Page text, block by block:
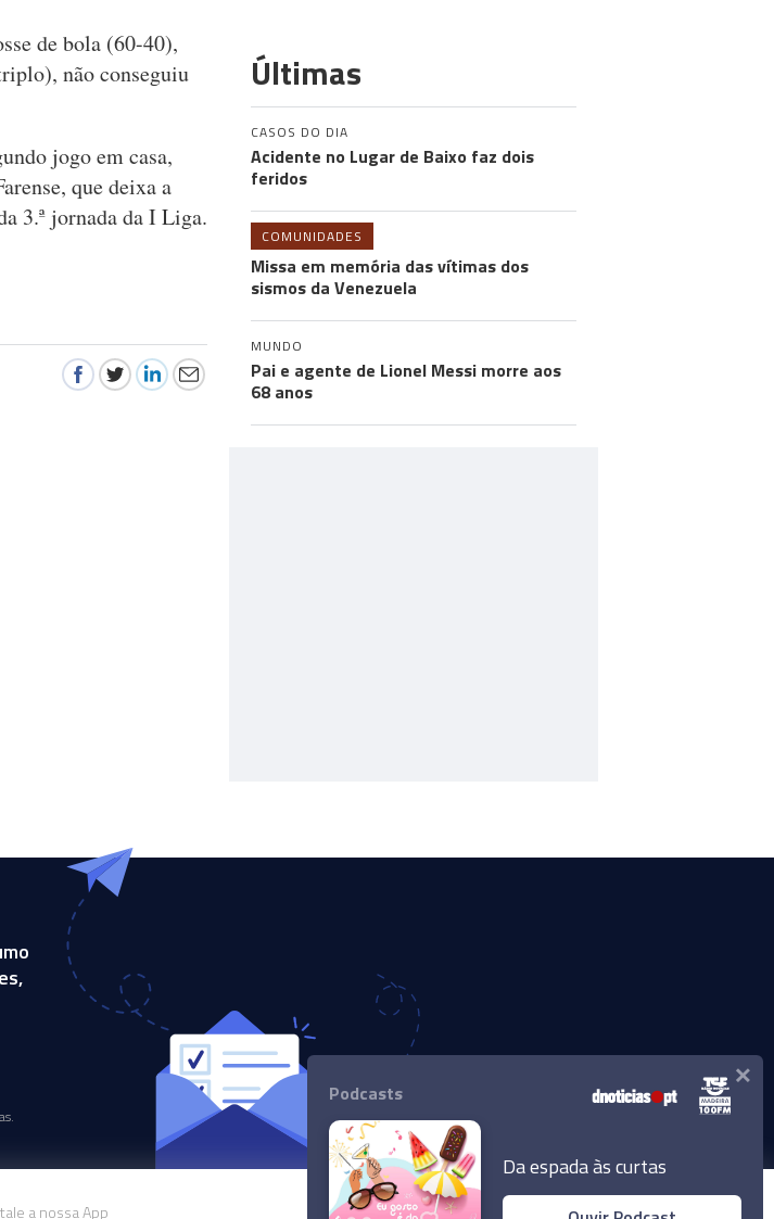
de bola (60-40),
não conseguiu
jogo em casa,
que deixa a
3.ª jornada da I Liga.
Últimas
CASOS DO DIA
Acidente no Lugar de Baixo faz dois
feridos
COMUNIDADES
Missa em memória das vítimas dos
sismos da Venezuela
MUNDO
Pai e agente de Lionel Messi morre aos
68 anos
a nossa App
Podcasts
Da espada às curtas
×